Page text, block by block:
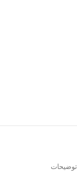
توضیحات